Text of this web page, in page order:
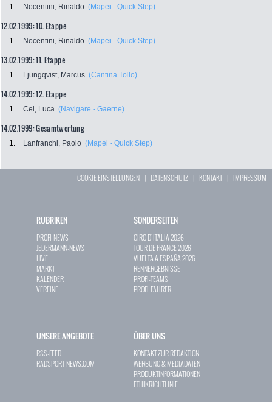
1. Nocentini, Rinaldo (Mapei - Quick Step)
12.02.1999: 10. Etappe
1. Nocentini, Rinaldo (Mapei - Quick Step)
13.02.1999: 11. Etappe
1. Ljungqvist, Marcus (Cantina Tollo)
14.02.1999: 12. Etappe
1. Cei, Luca (Navigare - Gaerne)
14.02.1999: Gesamtwertung
1. Lanfranchi, Paolo (Mapei - Quick Step)
COOKIE EINSTELLUNGEN | DATENSCHUTZ | KONTAKT| IMPRESSUM
RUBRIKEN
PROFI-NEWS
JEDERMANN-NEWS
LIVE
MARKT
KALENDER
VEREINE
SONDERSEITEN
GIRO D`ITALIA 2026
TOUR DE FRANCE 2026
VUELTA A ESPAÑA 2026
RENNERGEBNISSE
PROFI-TEAMS
PROFI-FAHRER
UNSERE ANGEBOTE
RSS-FEED
RADSPORT-NEWS.COM
ÜBER UNS
KONTAKT ZUR REDAKTION
WERBUNG & MEDIADATEN
PRODUKTINFORMATIONEN
ETHIKRICHTLINIE